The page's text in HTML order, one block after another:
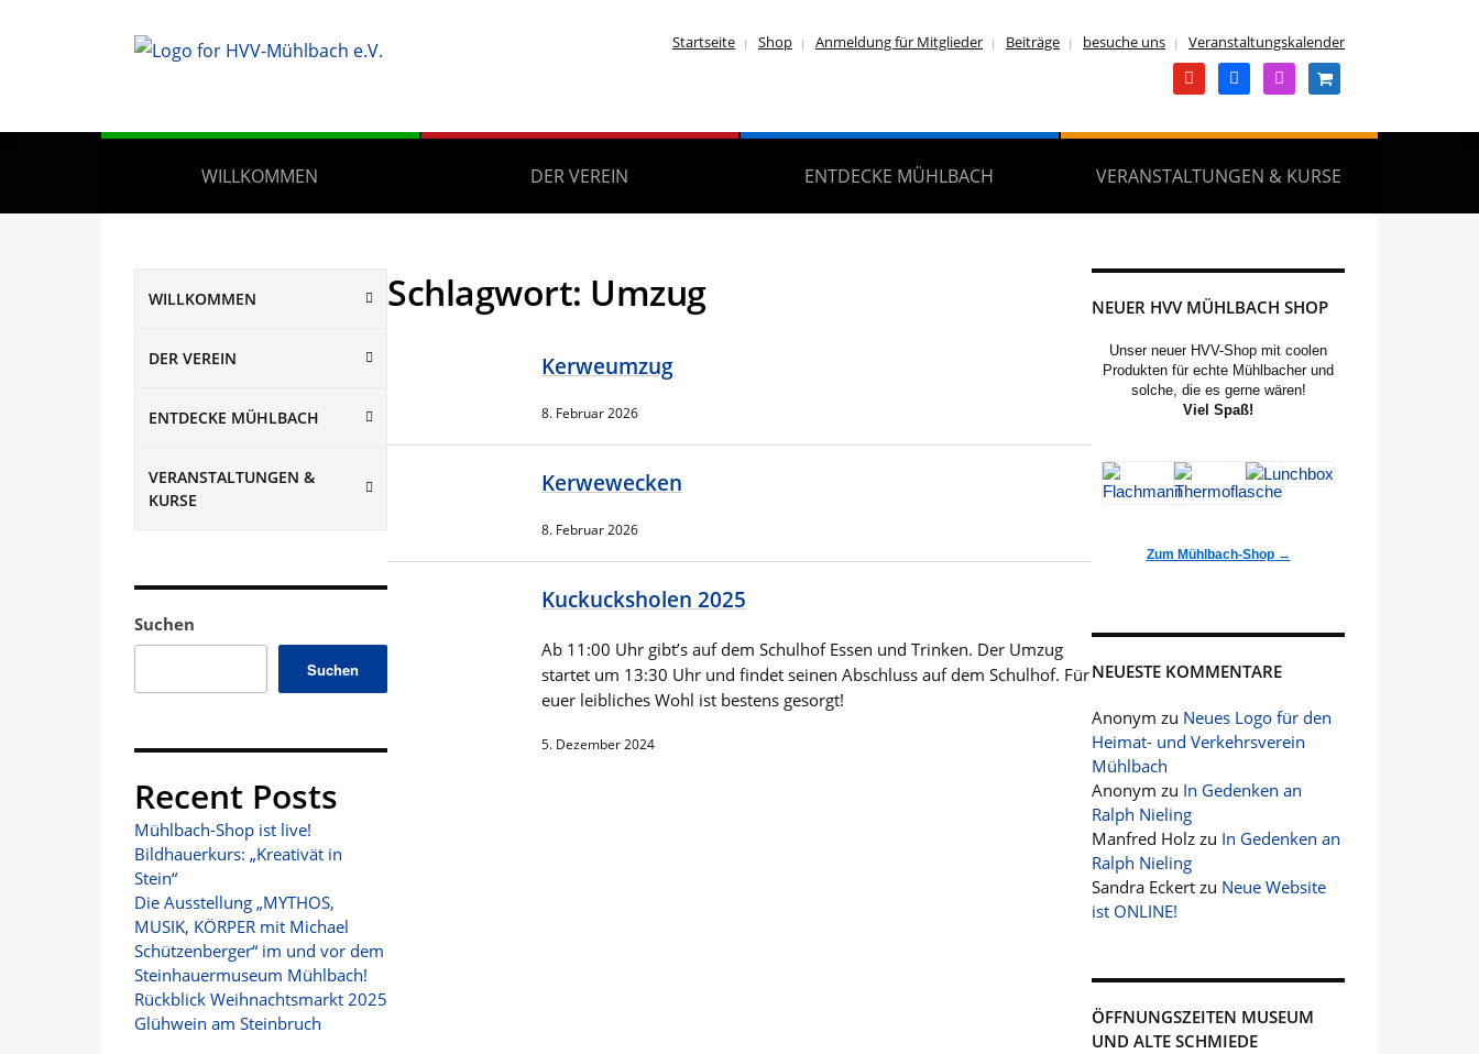
Startseite Shop Anmeldung für Mitglieder Beiträge besuche uns Veranstaltungskalender
youtubefacebookinstagramshopping-
WILLKOMMEN DER VEREIN ENTDECKE MÜHLBACH VERANSTALTUNGEN & KURSE
WILLKOMMEN
DER VEREIN
ENTDECKE MÜHLBACH
VERANSTALTUNGEN &
KURSE
Suchen
Suchen
Recent Posts
Mühlbach-Shop ist live!
Bildhauerkurs: „Kreativät in
Stein“
Die Ausstellung „MYTHOS,
MUSIK, KÖRPER mit Michael
Schützenberger“ im und vor dem
Steinhauermuseum Mühlbach!
Rückblick Weihnachtsmarkt 2025
Glühwein am Steinbruch
Schlagwort: Umzug
Kerweumzug
8. Februar 2026
Kerwewecken
8. Februar 2026
Kuckucksholen 2025
Ab 11:00 Uhr gibt’s auf dem Schulhof Essen und Trinken. Der Umzug
startet um 13:30 Uhr und findet seinen Abschluss auf dem Schulhof. Für
euer leibliches Wohl ist bestens gesorgt!
5. Dezember 2024
NEUER HVV MÜHLBACH SHOP
Unser neuer HVV-Shop mit coolen
Produkten für echte Mühlbacher und
solche, die es gerne wären!
Viel Spaß!
Zum Mühlbach-Shop →
NEUESTE KOMMENTARE
Anonym zu Neues Logo für den
Heimat- und Verkehrsverein
Mühlbach
Anonym zu In Gedenken an
Ralph Nieling
Manfred Holz zu In Gedenken an
Ralph Nieling
Sandra Eckert zu Neue Website
ist ONLINE!
ÖFFNUNGSZEITEN MUSEUM
UND ALTE SCHMIEDE